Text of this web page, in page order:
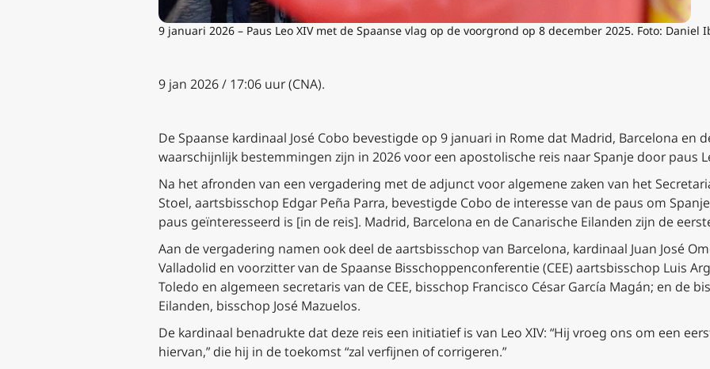
9 januari 2026 – Paus Leo XIV met de Spaanse vlag op de voorgrond op 8 december 2025. Foto: Daniel
9 jan 2026 / 17:06 uur (CNA).
De Spaanse kardinaal José Cobo bevestigde op 9 januari in Rome dat Madrid, Barcelona en
waarschijnlijk bestemmingen zijn in 2026 voor een apostolische reis naar Spanje door paus
Na het afronden van een vergadering met de adjunct voor algemene zaken van het
Stoel, aartsbisschop Edgar Peña Parra, bevestigde Cobo de interesse van de paus om
paus geïnteresseerd is [in de reis]. Madrid, Barcelona en de Canarische Eilanden zijn de
Aan de vergadering namen ook deel de aartsbisschop van Barcelona, kardinaal Juan José
Valladolid en voorzitter van de Spaanse Bisschoppenconferentie (CEE) aartsbisschop Luis
Toledo en algemeen secretaris van de CEE, bisschop Francisco César García Magán; en de
Eilanden, bisschop José Mazuelos.
De kardinaal benadrukte dat deze reis een initiatief is van Leo XIV: “Hij vroeg ons om een
hiervan,” die hij in de toekomst “zal verfijnen of corrigeren.”